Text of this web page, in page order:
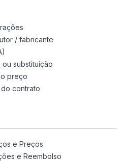
/ fabricante
substituição
preço
contrato
e Preços
e Reembolso